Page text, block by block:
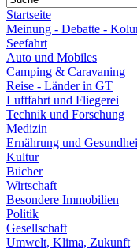
Startseite
Meinung - Debatte -
Seefahrt
Auto und Mobiles
Camping & Caravaning
Reise - Länder in GT
Luftfahrt und Fliegerei
Technik und Forschung
Medizin
Ernährung und
Kultur
Bücher
Wirtschaft
Besondere Immobilien
Politik
Gesellschaft
Umwelt, Klima, Zukunft